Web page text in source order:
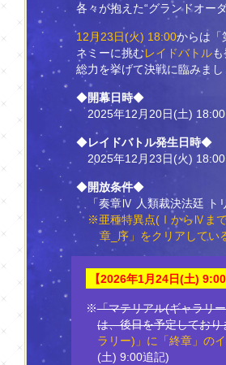
各々が抱えた“グランドオー
12月23日(火) 18:00からは「
ネミーに挑むレイドバトルも
総力を挙げて決戦に臨みまし
◆開幕日時◆
2025年12月20日(土)
◆レイドバトル発生日時◆
2025年12月23日(火) 18:00
◆開放条件◆
「奏章Ⅳ 人類裁決法廷 ト
※亜種特異点(ⅠからⅣまで
章_序」をクリアしてい
【2026年1月24日(土) 9:00
※「マテリアル(ギャラリ
は、後日を予定しており
ラリー)」に「終章」の
(土) 9:00追記)